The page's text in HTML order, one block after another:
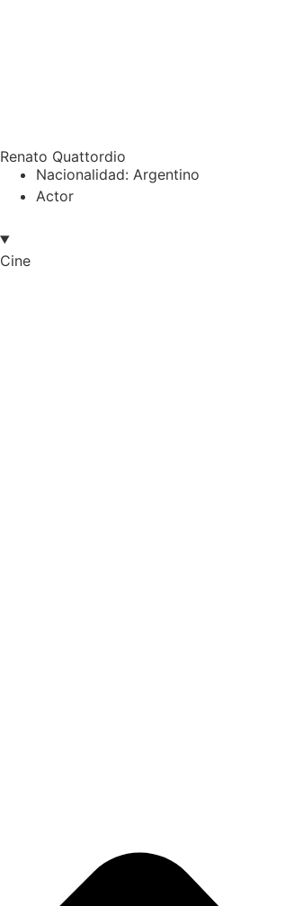
Renato Quattordio
Nacionalidad: Argentino
Actor
Cine